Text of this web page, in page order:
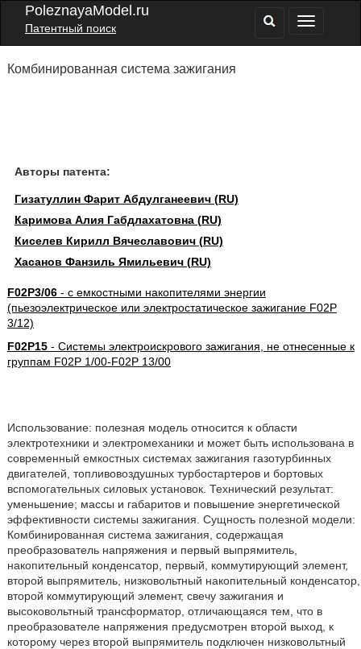
PoleznayaModel.ru
Патентный поиск
Комбинированная система зажигания
Авторы патента:
Гизатуллин Фарит Абдулганеевич (RU)
Каримова Алия Габдлахатовна (RU)
Киселев Кирилл Вячеславович (RU)
Хасанов Фанзиль Ямильевич (RU)
F02P3/06- с емкостными накопителями энергии
(пьезоэлектрическое или электростатическое зажигание F02P
3/12)
F02P15- Системы электроискрового зажигания, не отнесенные к
группам F02P 1/00-F02P 13/00
Использование: полезная модель относится к области
электротехники и электромеханики и может быть использована в
современный емкостных системах зажигания газотурбинных
двигателей, топливовоздушных турбостартеров и бортовых
вспомогательных силовых установок. Технический результат:
уменьшение; массы и габаритов и повышение энергетической
эффективности системы зажигания. Сущность полезной модели:
Комбинированная система зажигания, содержащая
преобразователь напряжения и первый выпрямитель,
накопительный конденсатор, первый, коммутирующий элемент,
второй выпрямитель, низковольтный накопительный конденсатор,
второй коммутирующий элемент, свечу зажигания и
высоковольтный трансформатор, отличающаяся тем, что в
преобразователе напряжения предусмотрен второй выход, к
которому через второй выпрямитель подключен низковольтный